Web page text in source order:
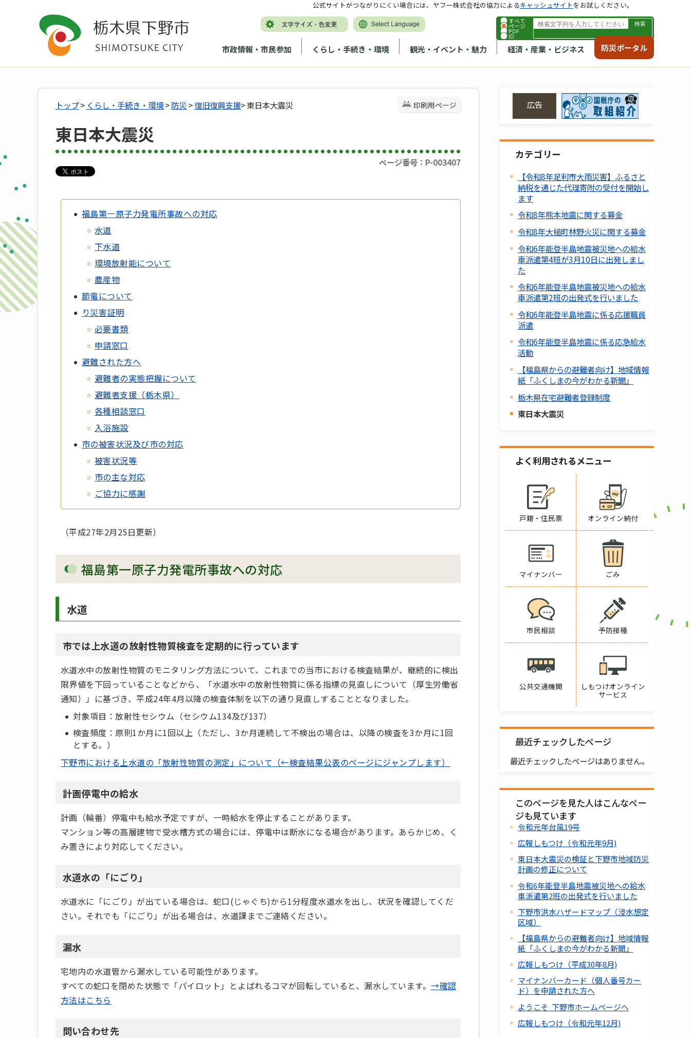
すべて
ページ
PDF
ID
市政情報・市民参加 くらし・手続き・環境 観光・イベント・魅力 経済・産業・ビジネス 防災ポータル
公式サイトがつながりにくい場合には、ヤフー株式会社の協力によるキャッシュサイトをお試しください。
印刷用ページ
トップ> くらし・手続き・環境>防災 >復旧復興支援> 東日本大震災
東日本大震災
ページ番号：P-003407
福島第一原子力発電所事故への対応
水道
下水道
環境放射能について
農産物
節電について
り災害証明
必要書類
申請窓口
避難された方へ
避難者の実態把握について
避難者支援（栃木県）
各種相談窓口
入浴施設
市の被害状況及び市の対応
被害状況等
市の主な対応
ご協力に感謝
（平成27年2月25日更新）
福島第一原子力発電所事故への対応
水道
市では上水道の放射性物質検査を定期的に行っています
水道水中の放射性物質のモニタリング方法について、これまでの当市における検査結果が、継続的に検出
限界値を下回っていることなどから、「水道水中の放射性物質に係る指標の見直しについて（厚生労働省
通知）」に基づき、平成24年4月以降の検査体制を以下の通り見直しすることとなりました。
対象項目：放射性セシウム（セシウム134及び137）
検査頻度：原則1か月に1回以上（ただし、3か月連続して不検出の場合は、以降の検査を3か月に1回
とする。）
下野市における上水道の「放射性物質の測定」について（←検査結果公表のページにジャンプします）
計画停電中の給水
計画（輪番）停電中も給水予定ですが、一時給水を停止することがあります。
マンション等の高層建物で受水槽方式の場合には、停電中は断水になる場合があります。あらかじめ、く
み置きにより対応してください。
水道水の「にごり」
水道水に「にごり」が出ている場合は、蛇口(じゃぐち)から1分程度水道水を出し、状況を確認してくだ
さい。それでも「にごり」が出る場合は、水道課までご連絡ください。
漏水
宅地内の水道管から漏水している可能性があります。
すべての蛇口を閉めた状態で「パイロット」とよばれるコマが回転していると、漏水しています。→確認
方法はこちら
問い合わせ先
広告
カテゴリー
【令和8年足利市大雨災害】ふるさと
納税を通じた代理寄附の受付を開始し
ます
令和8年熊本地震に関する募金
令和8年大槌町林野火災に関する募金
令和6年能登半島地震被災地への給水
車派遣第4班が3月10日に出発しまし
た
令和6年能登半島地震被災地への給水
車派遣第2班の出発式を行いました
令和6年能登半島地震に係る応援職員
派遣
令和6年能登半島地震に係る応急給水
活動
【福島県からの避難者向け】地域情報
紙「ふくしまの今がわかる新聞」
栃木県在宅避難者登録制度
東日本大震災
よく利用されるメニュー
戸籍・住民票 オンライン納付
マイナンバー ごみ
市民相談 予防接種
公共交通機関
しもつけオンライン
サービス
最近チェックしたページ
最近チェックしたページはありません。
このページを見た人はこんなペー
ジも見ています
令和元年台風19号
広報しもつけ（令和元年9月)
東日本大震災の検証と下野市地域防災
計画の修正について
令和6年能登半島地震被災地への給水
車派遣第2班の出発式を行いました
下野市洪水ハザードマップ（浸水想定
区域）
【福島県からの避難者向け】地域情報
紙「ふくしまの今がわかる新聞」
広報しもつけ（平成30年8月)
マイナンバーカード（個人番号カー
ド）を申請された方へ
ようこそ 下野市ホームページへ
広報しもつけ（令和元年12月)